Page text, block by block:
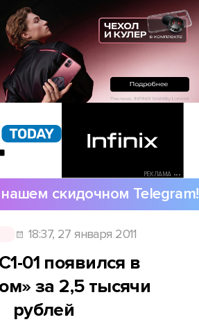
РЕКЛАМА •••
скидочном Telegram!
18:37, 27 января 2011
01 появился в
за 2,5 тысячи
рублей